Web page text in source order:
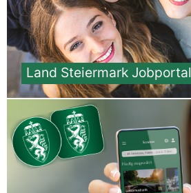
Land Steiermark Jobportal